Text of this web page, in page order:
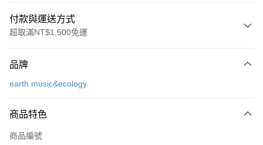
付款與運送方式
超取滿NT$1,500免運
信用卡一次付款
3 期 0 利率 每期
合作金庫商業銀行
超商取貨付款
品牌
earth music&ecology
商品特色
商品編號